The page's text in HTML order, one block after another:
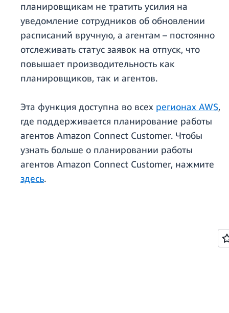
планировщикам не тратить усилия на
уведомление сотрудников об обновлении
расписаний вручную, а агентам – постоянно
отслеживать статус заявок на отпуск, что
повышает производительность как
планировщиков, так и агентов.
Эта функция доступна во всех регионах AWS,
где поддерживается планирование работы
агентов Amazon Connect Customer. Чтобы
узнать больше о планировании работы
агентов Amazon Connect Customer, нажмите
здесь.